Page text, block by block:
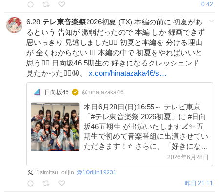
0:42
6.28 テレ東音楽祭2026初夏 (TX) 本編の前に 初夏があ
るという 告知が 激弱だったので 本編 しか 録画できず
思いっきり 見逃しました😮‍💨 初夏と本編を 分ける理由
が 全くわからない😮‍💨 本編の中で 初夏をやればいいと
思う😮‍💨 日向坂46 5期生の 好きになるクレッシェンド
見たかった😮‍💨😩。 x.com/hinatazaka46/s…
日向坂46 @hinatazaka46
本日6月28日(日)16:55～ テレビ東京
「#テレ東音楽祭 2026初夏」に #日向
坂46五期生 が出演いたします🏒✨ 五
期生で初めて音楽番組に出演させてい
ただきます！⭐️ さらに、「好きになる
クレッシェンド」はテレビ初パフォー
マンスとなります！
2026年6月28日
1stmitsu .orijin @1Orijin19231
昨日 21:11